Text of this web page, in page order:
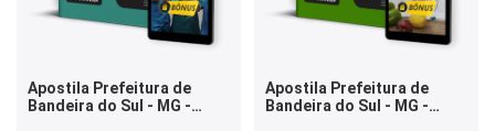
Apostila Prefeitura de
Bandeira do Sul - MG -
Apostila Prefeitura de
Bandeira do Sul - MG -